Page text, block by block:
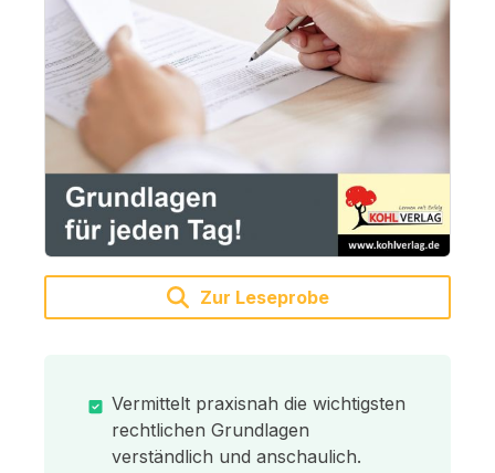
Zur Leseprobe
Vermittelt praxisnah die wichtigsten
rechtlichen Grundlagen
verständlich und anschaulich.